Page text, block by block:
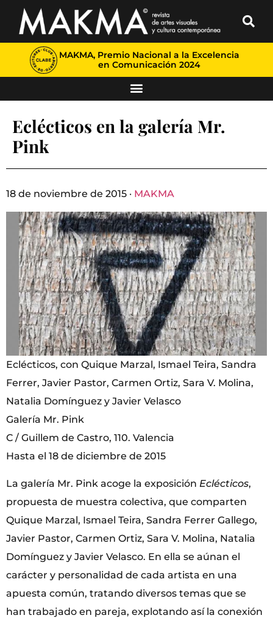
MAKMA, Premio Nacional a la Excelencia
en Comunicación 2024
Eclécticos en la galería Mr.
Pink
18 de noviembre de 2015 · MAKMA
Eclécticos, con Quique Marzal, Ismael Teira, Sandra
Ferrer, Javier Pastor, Carmen Ortiz, Sara V. Molina,
Natalia Domínguez y Javier Velasco
Galería Mr. Pink
C / Guillem de Castro, 110. Valencia
Hasta el 18 de diciembre de 2015
La galería Mr. Pink acoge la exposición Eclécticos,
propuesta de muestra colectiva, que comparten
Quique Marzal, Ismael Teira, Sandra Ferrer Gallego,
Javier Pastor, Carmen Ortiz, Sara V. Molina, Natalia
Domínguez y Javier Velasco. En ella se aúnan el
carácter y personalidad de cada artista en una
apuesta común, tratando diversos temas que se
han trabajado en pareja, explotando así la conexión